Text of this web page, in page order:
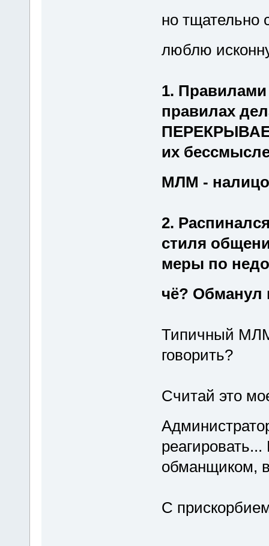
но тщательно
люблю
1.
правилах
их
МЛМ -
2.
стиля
меры по
чё? Обманул
Типичный
говорить?
Считай это
обманщиком,
С